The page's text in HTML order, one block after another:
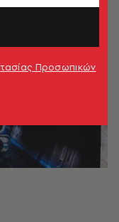
Προσωπικών